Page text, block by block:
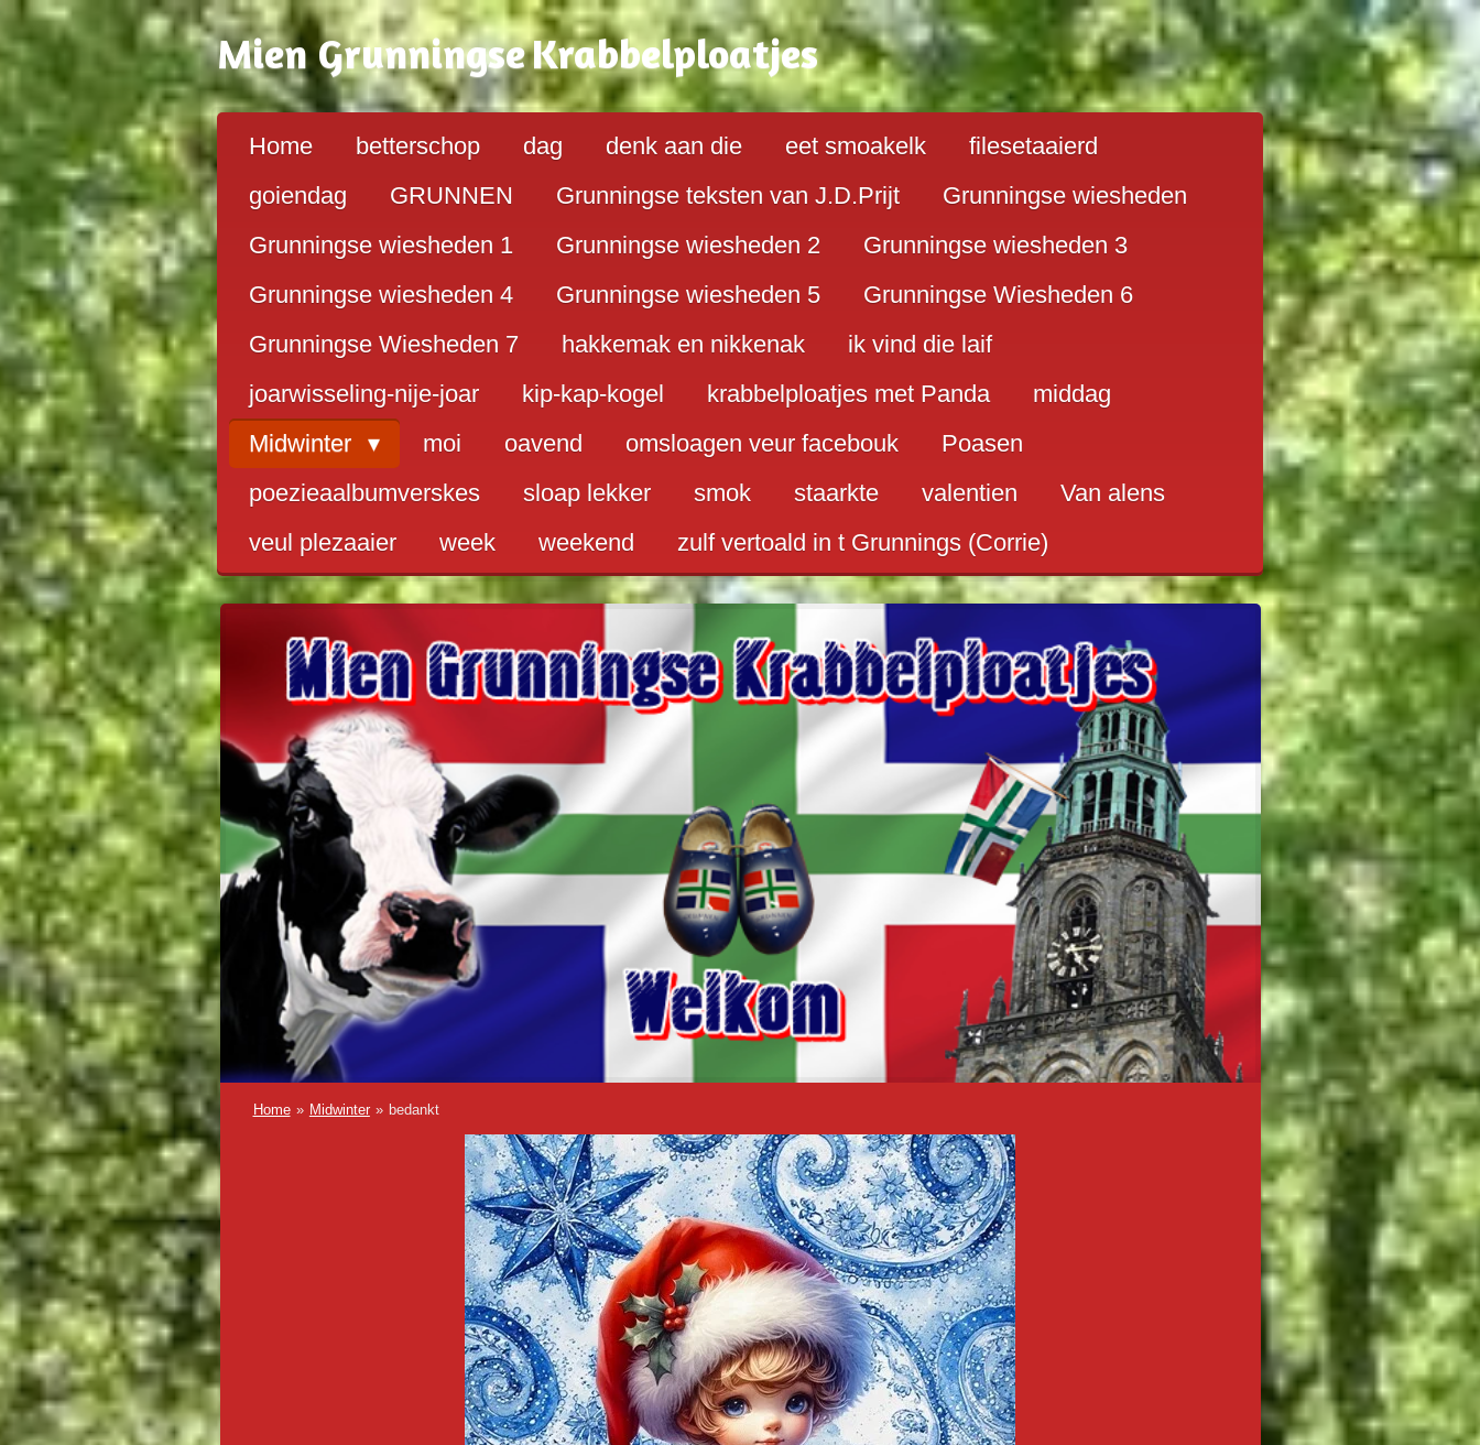
direct
naar
hoofdinhoud
Mien GrunningseKrabbelploatjes
Home betterschop dag denk aan die eet smoakelk
filesetaaierd
goiendag
GRUNNEN Grunningse teksten van J.D.Prijt
Grunningse wiesheden
Grunningse wiesheden 1
Grunningse wiesheden 2
Grunningse wiesheden 3
Grunningse wiesheden 4
Grunningse wiesheden 5
Grunningse Wiesheden 6
Grunningse Wiesheden 7
hakkemak en nikkenak
ik vind die laif
joarwisseling-nije-joar
kip-kap-kogel krabbelploatjes met Panda
middag
Midwinter
moi oavend omsloagen veur facebouk
Poasen
poezieaalbumverskes
sloap lekker smok staarkte valentien
Van alens
veul plezaaier
week weekend zulf vertoald in t Grunnings (Corrie)
Home » Midwinter » bedankt